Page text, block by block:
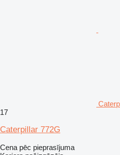
17
Caterpillar 772G
Cena pēc pieprasījuma